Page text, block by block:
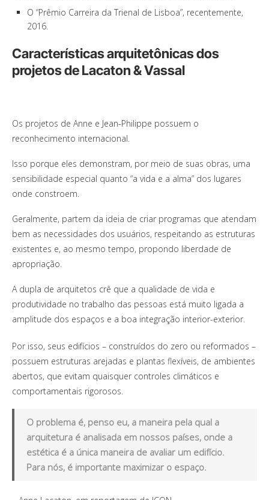
O “Prêmio Carreira da Trienal de Lisboa”, recentemente,
2016.
Características arquitetônicas dos
projetos de Lacaton & Vassal
Os projetos de Anne e Jean-Philippe possuem o
reconhecimento internacional.
Isso porque eles demonstram, por meio de suas obras, uma
sensibilidade especial quanto “a vida e a alma” dos lugares
onde constroem.
Geralmente, partem da ideia de criar programas que atendam
bem as necessidades dos usuários, respeitando as estruturas
existentes e, ao mesmo tempo, propondo liberdade de
apropriação.
A dupla de arquitetos crê que a qualidade de vida e
produtividade no trabalho das pessoas está muito ligada a
amplitude dos espaços e a boa integração interior-exterior.
Por isso, seus edifícios – construídos do zero ou reformados –
possuem estruturas arejadas e plantas flexíveis, de ambientes
abertos, que evitam quaisquer controles climáticos e
comportamentais rigorosos.
O problema é, penso eu, a maneira pela qual a
arquitetura é analisada em nossos países, onde a
estética é a única maneira de avaliar um edifício.
Para nós, é importante maximizar o espaço.